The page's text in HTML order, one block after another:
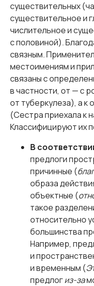
существительных
существительное и
числительное и
с половиной).
связным.
местоимениям и
связаны с
в частности, от — с
от туберкулеза), а к
(Сестра приехала к
Классифицируют их
В
предлоги
причинные (
образа
объектные (
такое
относительно
большинства
Например,
и
и временным (
предлогиз-за